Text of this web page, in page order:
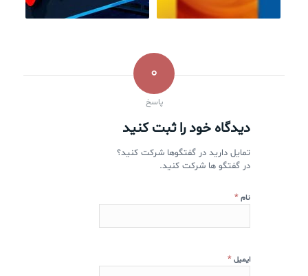
0
پاسخ
دیدگاه خود را ثبت کنید
تمایل دارید در گفتگوها شرکت کنید؟
در گفتگو ها شرکت کنید.
نام *
ایمیل *